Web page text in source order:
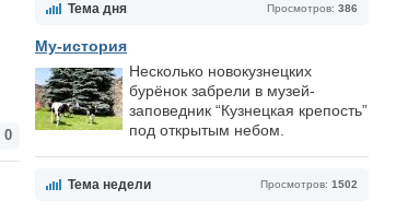
Просмотров: 386
Тема дня
Му-история
Несколько новокузнецких
бурёнок забрели в музей-
заповедник “Кузнецкая крепость”
под открытым небом.
Просмотров: 1502
Тема недели
0